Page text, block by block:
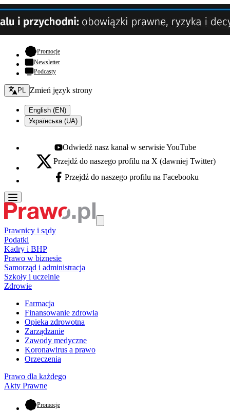
Promocje- otwiera się w nowej karcie
Newsletter
Podcasty
Zmień język - bieżący:
PL Zmień język strony
English (EN)
Українська (UA)
Youtube - otwiera się w nowej karcie
Odwiedź nasz kanał w serwisie YouTube
X - otwiera się w nowej karcie
Przejdź do naszego profilu na X (dawniej Twitter)
Facebook - otwiera się w nowej karcie
Przejdź do naszego profilu na Facebooku
Prawnicy i sądy
Podatki
Kadry i BHP
Prawo w biznesie
Samorząd i administracja
Szkoły i uczelnie
Zdrowie
Farmacja
Finansowanie zdrowia
Opieka zdrowotna
Zarządzanie
Zawody medyczne
Koronawirus a prawo
Orzeczenia
Prawo dla każdego
Akty Prawne
Promocje- otwiera się w nowej karcie